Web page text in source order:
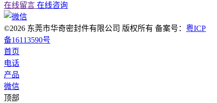
在线留言 在线咨询
©2026 东莞市华奇密封件有限公司 版权所有 备案号： 粤ICP
备16113590号
首页
电话
产品
微信
顶部